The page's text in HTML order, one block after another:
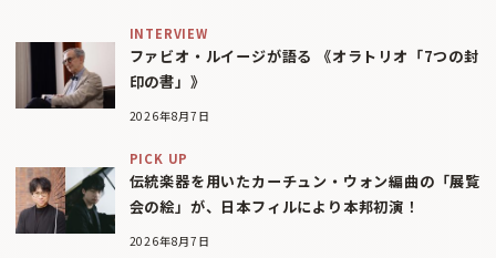
INTERVIEW
ファビオ・ルイージが語る 《オラトリオ「7つの封
印の書」》
2026年8月7日
PICK UP
伝統楽器を用いたカーチュン・ウォン編曲の「展覧
会の絵」が、日本フィルにより本邦初演！
2026年8月7日